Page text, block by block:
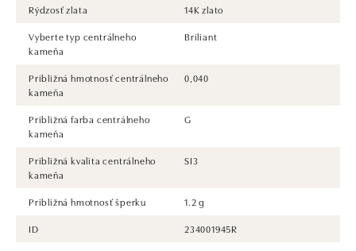
Rýdzosť zlata
14K zlato
Vyberte typ centrálneho
kameňa
Briliant
Približná hmotnosť centrálneho
kameňa
0,040
Približná farba centrálneho
kameňa
G
Približná kvalita centrálneho
kameňa
SI3
Približná hmotnosť šperku
1.2 g
ID
234001945R